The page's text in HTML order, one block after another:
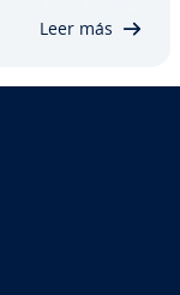
Leer más